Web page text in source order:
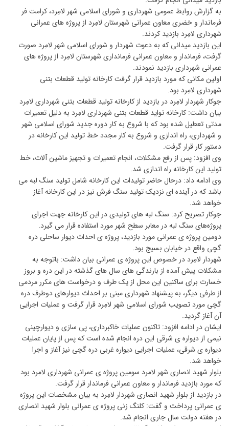
به گزارش روابط عمومی شهرداری و شورای اسلامی شهر لامِرد، کرامت فر
فرماندار و خضری معاون عمرانی شهرستان لامِرد از پروژه های عمرانی
شهرداری لامِرد بازدید کردند.
این بازدید میدانی که به دعوت شهردار و شورای اسلامی شهر لامِرد صورت
گرفت، فرماندار و معاون عمرانی فرمانداری شهرستان لامِرد از پروژه های
عمرانی شهرداری بازدید نمودند.
اولین مکانی که مورد بازدید قرار گرفت کارخانه تولید قطعات بتنی
شهرداری لامِرد بود.
جوکار شهردار لامِرد در بازدید از کارخانه تولید قطعات بتنی شهرداری لامِرد
بیان داشت: کارخانه تواید قطعات بتنی شهرداری لامِرد به دلیل تعمیرات
مدتی تعطیل شده بود که با شروع به کار دوره جدید شورای اسلامی شهر
و شهرداری، راه اندازی و شروع به کار مجدد خط تولید این کارخانه در
دستور کار قرار گرفت.
وی افزود: پس از رفع مشکلات، انجام تعمیرات و تجهیز ماشین آلات، خط
تولید این کارخانه راه اندازی شد.
وی ادامه داد: درحال حاضر تولیدات این کارخانه شامل تولید سنگ لبه می
باشد که در آینده ای نزدیک تولید سنگ فرش نیز در این کارخانه آغاز
خواهد شد.
جوکار تصریح کرد: سنگ لبه های تولیدی در این کارخانه جهت اجرای
پروژه‌های سنگ لبه در معابر سطح شهر مورد استفاده قرار می گیرد.
دومین پروژه ی عمرانی مورد بازدید، پروژه ی احداث دیوار ساحلی دره
گچی واقع در خیابان بسیج بود.
شهردار لامِرد در خصوص این پروژه ی عمرانی بیان داشت: باتوجه به
مشکلات پیش آمده از بارندگی های سال های گذشته در این دره و بروز
خسارت برای ساکنین این محل از یک طرف و درخواست های مکرر مردمی
از طرفی دیگر، به پیشنهاد شهرداری مبنی بر احداث دیوارهای دوطرف دره
گچی مورد تصویب شورای اسلامی شهر لامِرد قرار گرفت و عملیات اجرایی
آن آغاز گردید.
ایشان در ادامه افزود: تاکنون عملیات خاکبرداری، پی سازی و دیوارچینی
نیمی از دیواره ی شرقی این دره انجام شده است که پس از پایان عملیات
دیواره ی شرقی، عملیات اجرایی دیواره غربی دره گچی نیز آغاز و اجرا
خواهد شد.
بلوار شهید انصاری شهر لامِرد سومین پروژه ی عمرانی شهرداری لامِرد بود
که مورد بازدید فرماندار و معاون عمرانی فرماندار قرار گرفت.
در بازدید از بلوار شهید انصاری شهردار لامِرد به بیان مشخصات این پروژه
ی عمرانی پرداخت و گفت: کلنگ زنی پروژه ی عمرانی بلوار شهید انصاری
در هفته دولت سال جاری انجام شد.